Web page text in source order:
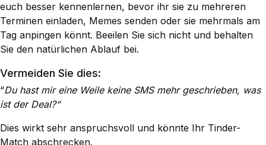
euch besser kennenlernen, bevor ihr sie zu mehreren
Terminen einladen, Memes senden oder sie mehrmals am
Tag anpingen könnt. Beeilen Sie sich nicht und behalten
Sie den natürlichen Ablauf bei.
Vermeiden Sie dies:
“Du hast mir eine Weile keine SMS mehr geschrieben, was
ist der Deal?“
Dies wirkt sehr anspruchsvoll und könnte Ihr Tinder-
Match abschrecken.